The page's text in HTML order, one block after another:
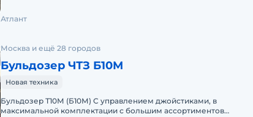
Атлант
Москва и ещё 28 городов
Бульдозер ЧТЗ Б10М
Новая техника
Бульдозер Т10М (Б10М) С управлением джойстиками, в
максимальной комплектации с большим ассортиментов